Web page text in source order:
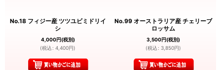
No.18 フィジー産 ツツユビミドリイ
シ
4,000円(税別)
(税込 : 4,400円)
No.99 オーストラリア産 チェリーブ
ロッサム
3,500円(税別)
(税込 : 3,850円)